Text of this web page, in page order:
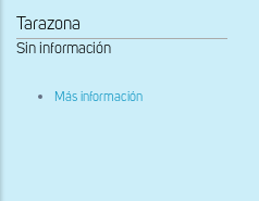
Tarazona
Sin información
Más información